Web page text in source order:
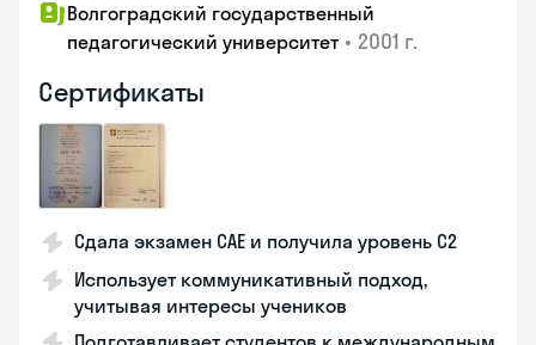
Волгоградский государственный
педагогический университет • 2001 г.
Сертификаты
Сдала экзамен CAE и получила уровень С2
Использует коммуникативный подход,
учитывая интересы учеников